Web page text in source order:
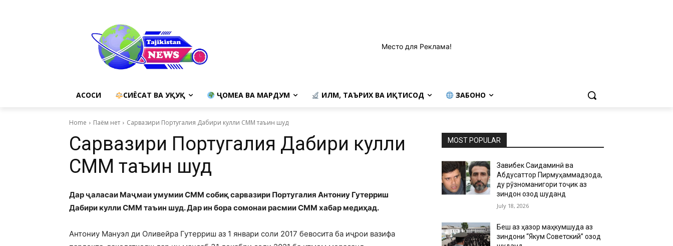
Место для Реклама!
АСОСИ СИЁСАТ ВА ҲУҚУҚ ҶОМЕА ВА МАРДУМ ИЛМ, ТАЪРИХ ВА ИҚТИСОД ЗАБОНҲО
Home Паём нет Сарвазири Португалия Дабири кулли СММ таъин шуд
Сарвазири Португалия Дабири кулли
СММ таъин шуд
Дар ҷаласаи Маҷмаи умумии СММ собиқ сарвазири Португалия Антониу Гутерриш
Дабири кулли СММ таъин шуд. Дар ин бора сомонаи расмии СММ хабар медиҳад.
Антониу Мануэл ди Оливейра Гутерриш аз 1 январи соли 2017 бевосита ба иҷрои вазифа
MOST POPULAR
Завқибек Саидаминӣ ва
Абдусаттор Пирмуҳаммадзода,
ду рӯзноманигори тоҷик аз
зиндон озод шуданд
July 18, 2026
Беш аз ҳазор маҳкумшуда аз
зиндони “Якум Советский” озод